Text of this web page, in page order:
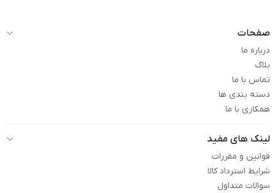
صفحات
درباره ما
بلاگ
تماس با ما
دسته بندی ها
همکاری با ما
لینک های مفید
قوانین و مقررات
شرایط استرداد کالا
سوالات متداول